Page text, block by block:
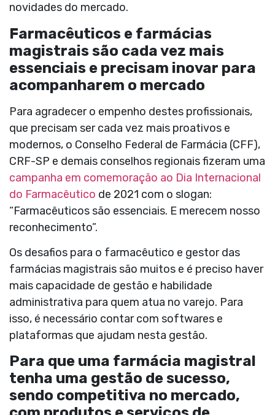
novidades do mercado.
Farmacêuticos e farmácias
magistrais são cada vez mais
essenciais e precisam inovar para
acompanharem o mercado
Para agradecer o empenho destes profissionais,
que precisam ser cada vez mais proativos e
modernos, o Conselho Federal de Farmácia (CFF),
CRF-SP e demais conselhos regionais fizeram uma
campanha em comemoração ao Dia Internacional
do Farmacêutico de 2021 com o slogan:
“Farmacêuticos são essenciais. E merecem nosso
reconhecimento”.
Os desafios para o farmacêutico e gestor das
farmácias magistrais são muitos e é preciso haver
mais capacidade de gestão e habilidade
administrativa para quem atua no varejo. Para
isso, é necessário contar com softwares e
plataformas que ajudam nesta gestão.
Para que uma farmácia magistral
tenha uma gestão de sucesso,
sendo competitiva no mercado,